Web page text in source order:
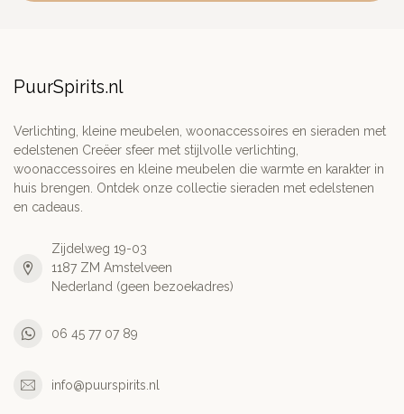
PuurSpirits.nl
Verlichting, kleine meubelen, woonaccessoires en sieraden met
edelstenen Creëer sfeer met stijlvolle verlichting,
woonaccessoires en kleine meubelen die warmte en karakter in
huis brengen. Ontdek onze collectie sieraden met edelstenen
en cadeaus.
Zijdelweg 19-03
1187 ZM Amstelveen
Nederland (geen bezoekadres)
06 45 77 07 89
info@puurspirits.nl